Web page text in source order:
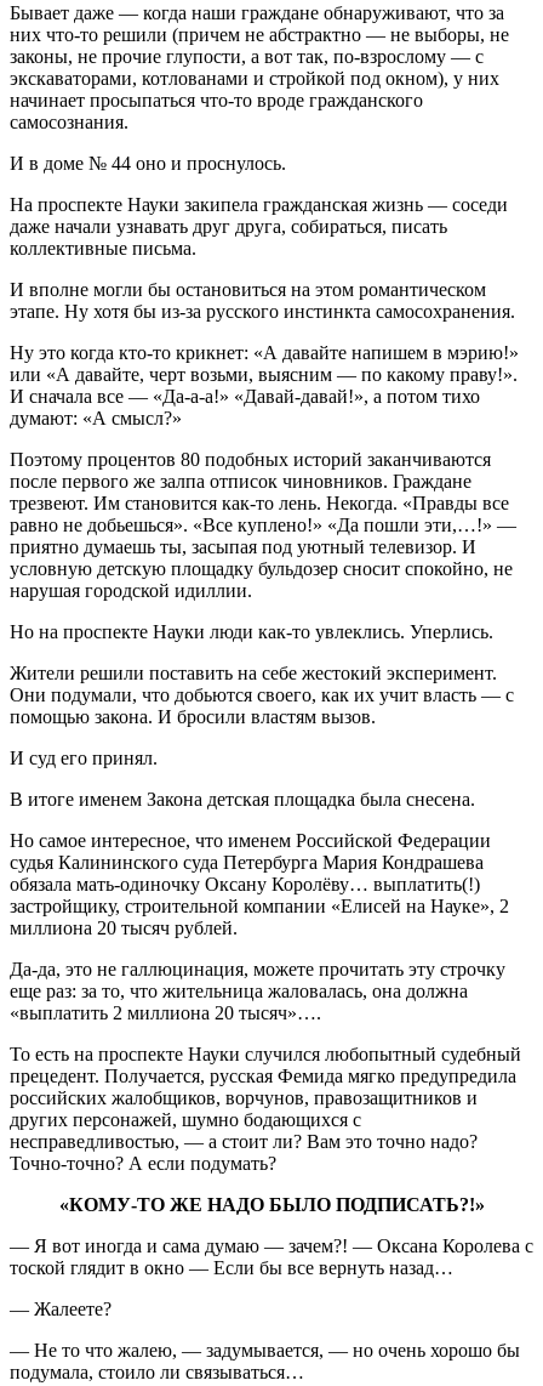
Бывает даже — когда наши граждане обнаруживают, что за
них что-то решили (причем не абстрактно — не выборы, не
законы, не прочие глупости, а вот так, по-взрослому — с
экскаваторами, котлованами и стройкой под окном), у них
начинает просыпаться что-то вроде гражданского
самосознания.
И в доме № 44 оно и проснулось.
На проспекте Науки закипела гражданская жизнь — соседи
даже начали узнавать друг друга, собираться, писать
коллективные письма.
И вполне могли бы остановиться на этом романтическом
этапе. Ну хотя бы из-за русского инстинкта самосохранения.
Ну это когда кто-то крикнет: «А давайте напишем в мэрию!»
или «А давайте, черт возьми, выясним — по какому праву!».
И сначала все — «Да-а-а!» «Давай-давай!», а потом тихо
думают: «А смысл?»
Поэтому процентов 80 подобных историй заканчиваются
после первого же залпа отписок чиновников. Граждане
трезвеют. Им становится как-то лень. Некогда. «Правды все
равно не добьешься». «Все куплено!» «Да пошли эти,…!» —
приятно думаешь ты, засыпая под уютный телевизор. И
условную детскую площадку бульдозер сносит спокойно, не
нарушая городской идиллии.
Но на проспекте Науки люди как-то увлеклись. Уперлись.
Жители решили поставить на себе жестокий эксперимент.
Они подумали, что добьются своего, как их учит власть — с
помощью закона. И бросили властям вызов.
И суд его принял.
В итоге именем Закона детская площадка была снесена.
Но самое интересное, что именем Российской Федерации
судья Калининского суда Петербурга Мария Кондрашева
обязала мать-одиночку Оксану Королёву… выплатить(!)
застройщику, строительной компании «Елисей на Науке», 2
миллиона 20 тысяч рублей.
Да-да, это не галлюцинация, можете прочитать эту строчку
еще раз: за то, что жительница жаловалась, она должна
«выплатить 2 миллиона 20 тысяч»….
То есть на проспекте Науки случился любопытный судебный
прецедент. Получается, русская Фемида мягко предупредила
российских жалобщиков, ворчунов, правозащитников и
других персонажей, шумно бодающихся с
несправедливостью, — а стоит ли? Вам это точно надо?
Точно-точно? А если подумать?
«КОМУ-ТО ЖЕ НАДО БЫЛО ПОДПИСАТЬ?!»
— Я вот иногда и сама думаю — зачем?! — Оксана Королева с
тоской глядит в окно — Если бы все вернуть назад…
— Жалеете?
— Не то что жалею, — задумывается, — но очень хорошо бы
подумала, стоило ли связываться…